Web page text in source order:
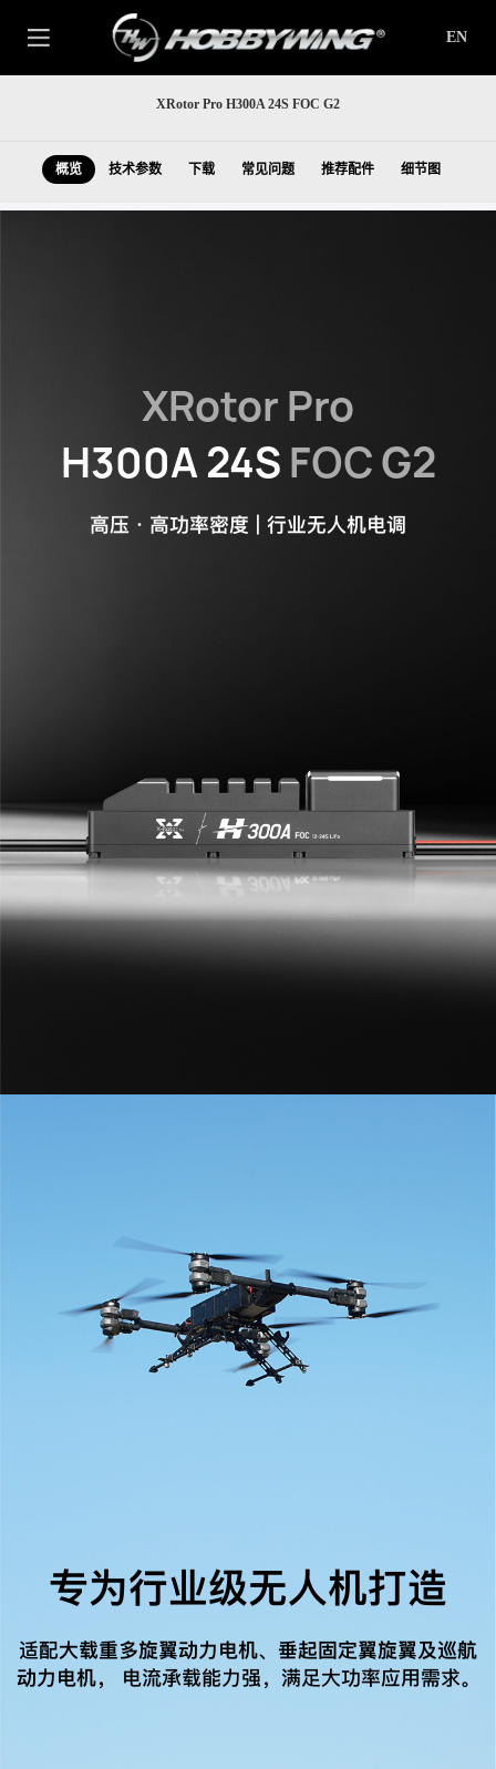
EN
XRotor Pro H300A 24S FOC G2
概览 技术参数 下载 常见问题 推荐配件 细节图
XRotor Pro
H300A 24S FOC G2
高压·高功率密度 | 行业无人机电调
专为行业级无人机打造
适配大载重多旋翼动力电机、垂起固定翼旋翼及巡航
动力电机，
电流承载能力强，满足大功率应用需求。